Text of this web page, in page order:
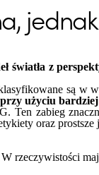
światła z
są
użyciu
zabieg
oraz prostsze
rzeczywistości